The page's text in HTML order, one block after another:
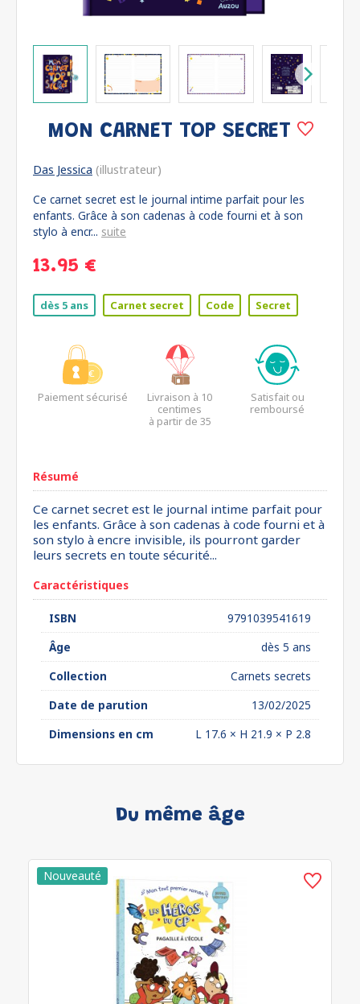
MON CARNET TOP SECRET
Das Jessica (illustrateur)
Ce carnet secret est le journal intime parfait pour les
enfants. Grâce à son cadenas à code fourni et à son
stylo à encr... suite
13.95 €
dès 5 ans Carnet secret Code Secret
Paiement sécurisé
Livraison à 10
centimes
à partir de 35
Satisfait ou
remboursé
Résumé
Ce carnet secret est le journal intime parfait pour
les enfants. Grâce à son cadenas à code fourni et à
son stylo à encre invisible, ils pourront garder
leurs secrets en toute sécurité...
Caractéristiques
ISBN
9791039541619
Âge
dès 5 ans
Collection
Carnets secrets
Date de parution
13/02/2025
Dimensions en cm
L 17.6 × H 21.9 × P 2.8
Du même âge